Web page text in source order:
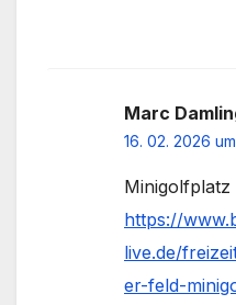
Marc
16. 02. 2026
Minigolfplatz
https://
live.de/
er-feld-